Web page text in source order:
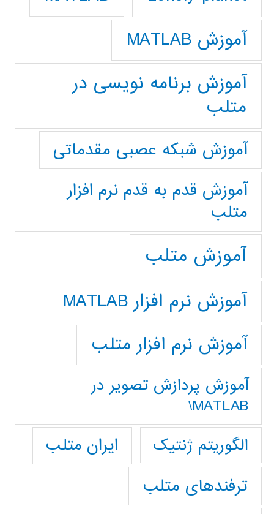
آموزش MATLAB
آموزش برنامه نویسی در
متلب
آموزش شبکه عصبی مقدماتی
آموزش قدم به قدم نرم افزار
متلب
آموزش متلب
آموزش نرم افزار MATLAB
آموزش نرم افزار متلب
آموزش پردازش تصوير در
MATLAB\
الگوریتم ژنتیک
ایران متلب
ترفندهای متلب